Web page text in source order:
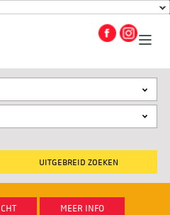
UITGEBREID ZOEKEN
MEER INFO